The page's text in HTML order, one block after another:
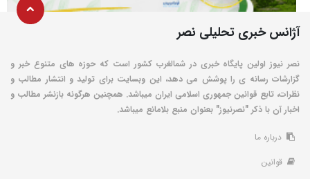
آژانس خبری تحلیلی نصر
نصر نیوز اولین پایگاه خبری در شمالغرب کشور است که حوزه های متنوع خبر و
گزارشات رسانه ی را پوشش می دهد، این وبسایت برای تولید و انتشار مطالب و
نظرات، تابع قوانین جمهوری اسلامی ایران میباشد. همچنین هرگونه بازنشر مطالب و
اخبار آن با ذکر "نصرنیوز" بعنوان منبع بلامانع میباشد.
درباره ما
قوانین